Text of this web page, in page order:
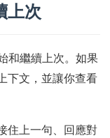
上次
和繼續上次。如果
下文，並讓你查看
住上一句、回應對